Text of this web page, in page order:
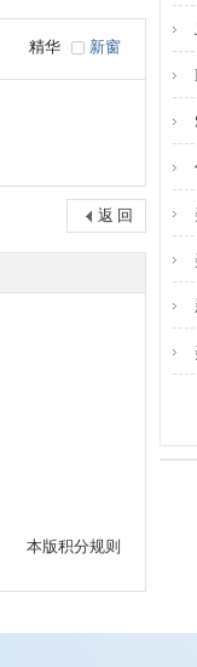
精华 新窗
返 回
本版积分规则